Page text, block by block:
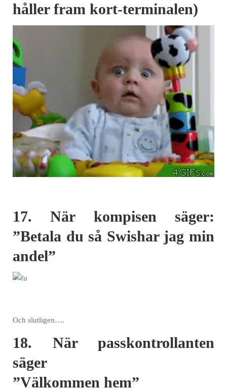
håller fram kort-terminalen)
17. När kompisen säger:
”Betala du så Swishar jag min
andel”
Och slutligen….
18. När passkontrollanten
säger
”Välkommen hem”